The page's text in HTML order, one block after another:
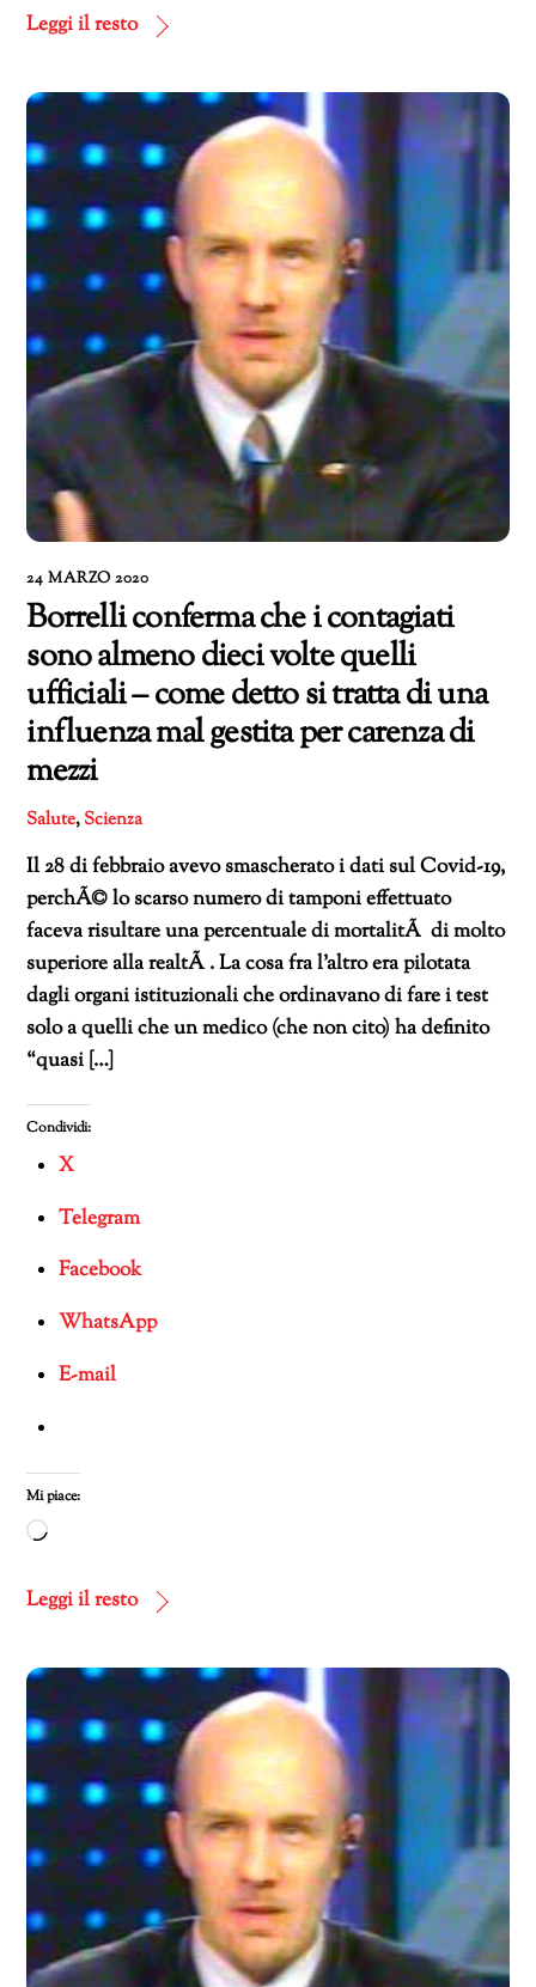
corso…
Leggi il resto
24 MARZO 2020
Borrelli conferma che i contagiati
sono almeno dieci volte quelli
ufficiali – come detto si tratta di una
influenza mal gestita per carenza di
mezzi
Salute,Scienza
Il 28 di febbraio avevo smascherato i dati sul Covid-19,
perchÃ© lo scarso numero di tamponi effettuato
faceva risultare una percentuale di mortalitÃ di molto
superiore alla realtÃ . La cosa fra l’altro era pilotata
dagli organi istituzionali che ordinavano di fare i test
solo a quelli che un medico (che non cito) ha definito
“quasi […]
Condividi:
X
Telegram
Facebook
WhatsApp
E-mail
Mi piace:
Caricamento
corso…
Leggi il resto